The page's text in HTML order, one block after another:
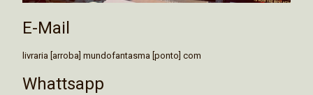
E-Mail
livraria [arroba] mundofantasma [ponto] com
Whattsapp